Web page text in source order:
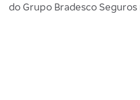
do Grupo Bradesco